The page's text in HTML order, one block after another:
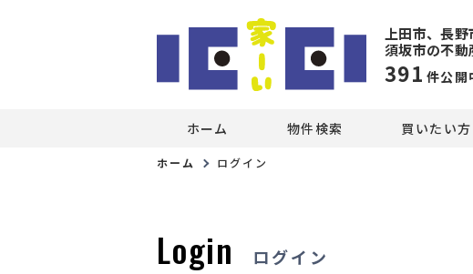
上田市、長野
須坂市の不動
391 件公開
ホーム 物件検索 買いたい方
ホーム ログイン
Login ログイン